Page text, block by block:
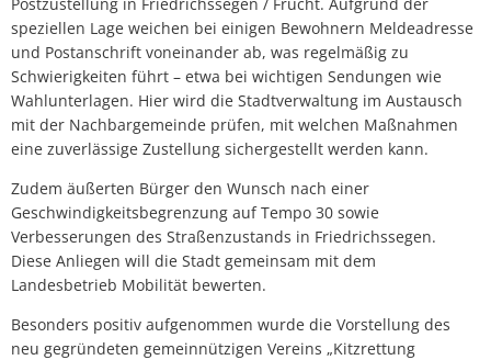
speziellen Lage weichen bei einigen Bewohnern Meldeadresse
und Postanschrift voneinander ab, was regelmäßig zu
Schwierigkeiten führt – etwa bei wichtigen Sendungen wie
Wahlunterlagen. Hier wird die Stadtverwaltung im Austausch
mit der Nachbargemeinde prüfen, mit welchen Maßnahmen
eine zuverlässige Zustellung sichergestellt werden kann.
Zudem äußerten Bürger den Wunsch nach einer
Geschwindigkeitsbegrenzung auf Tempo 30 sowie
Verbesserungen des Straßenzustands in Friedrichssegen.
Diese Anliegen will die Stadt gemeinsam mit dem
Landesbetrieb Mobilität bewerten.
Besonders positiv aufgenommen wurde die Vorstellung des
neu gegründeten gemeinnützigen Vereins „Kitzrettung